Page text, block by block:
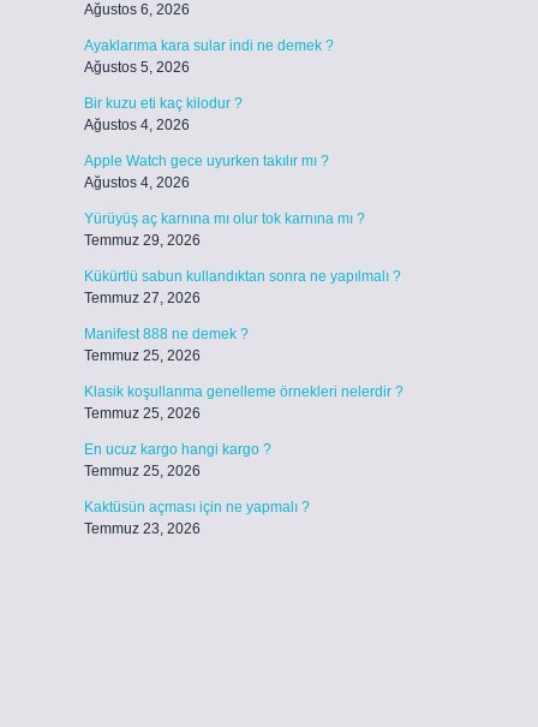
Ağustos 6, 2026
Ayaklarıma kara sular indi ne demek ?
Ağustos 5, 2026
Bir kuzu eti kaç kilodur ?
Ağustos 4, 2026
Apple Watch gece uyurken takılır mı ?
Ağustos 4, 2026
Yürüyüş aç karnına mı olur tok karnına mı ?
Temmuz 29, 2026
Kükürtlü sabun kullandıktan sonra ne yapılmalı ?
Temmuz 27, 2026
Manifest 888 ne demek ?
Temmuz 25, 2026
Klasik koşullanma genelleme örnekleri nelerdir ?
Temmuz 25, 2026
En ucuz kargo hangi kargo ?
Temmuz 25, 2026
Kaktüsün açması için ne yapmalı ?
Temmuz 23, 2026